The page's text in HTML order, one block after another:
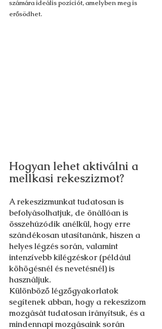
számára ideális pozíciót, amelyben meg is
erősödhet.
Hogyan lehet aktiválni a
mellkasi rekeszizmot?
A rekeszizmunkat tudatosan is
befolyásolhatjuk, de önállóan is
összehúzódik anélkül, hogy erre
szándékosan utasítanánk, hiszen a
helyes légzés során, valamint
intenzívebb kilégzéskor (például
köhögésnél és nevetésnél) is
használjuk.
Különböző légzőgyakorlatok
segítenek abban, hogy a rekeszizom
mozgását tudatosan irányítsuk, és a
mindennapi mozgásaink során